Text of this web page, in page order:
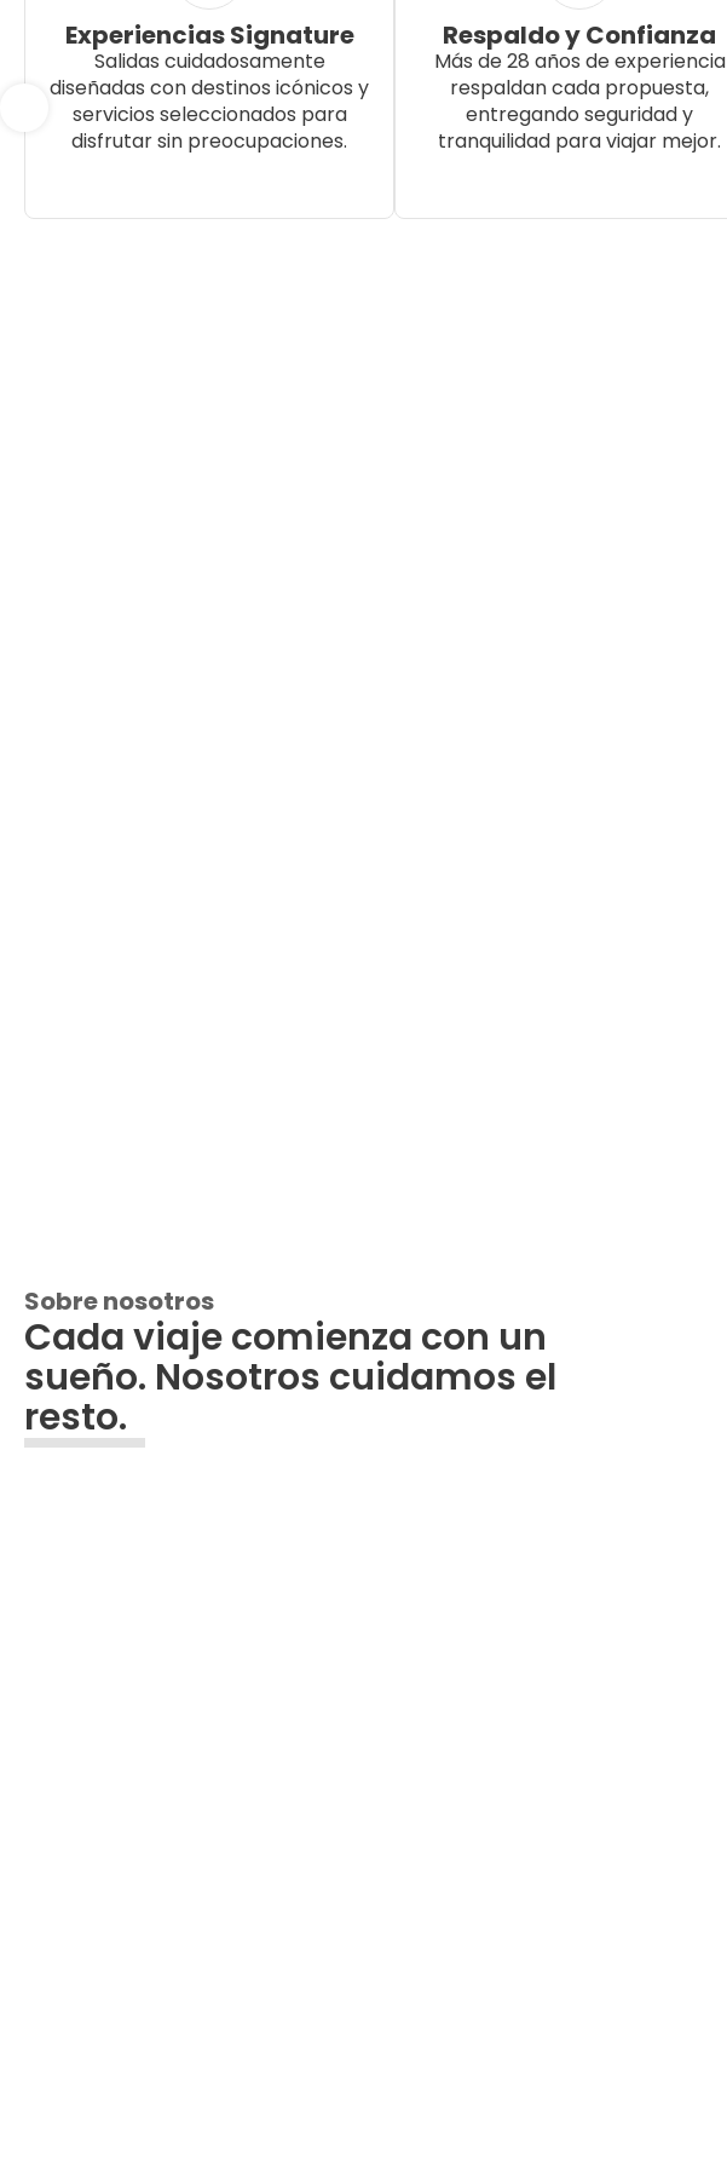
Experiencias Signature
Salidas cuidadosamente
diseñadas con destinos icónicos y
servicios seleccionados para
disfrutar sin preocupaciones.
Respaldo y Confianza
Más de 28 años de experiencia
respaldan cada propuesta,
entregando seguridad y
tranquilidad para viajar mejor.
Sobre nosotros
Cada viaje comienza con un
sueño. Nosotros cuidamos el
resto.